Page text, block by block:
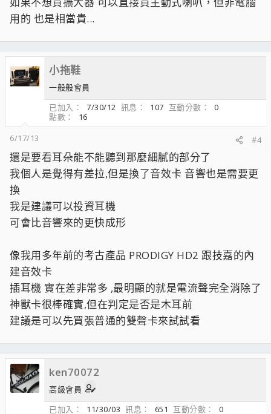
用的 也是相當貴...
小拖鞋
一般般會員
已加入
7/30/12 訊息 107 互動分數
0
點數
16
6/17/13
#4
還是要看耳朵能不能聽到那麼細膩的部分了
我個人是覺得有差拉,但是換了音效卡 音響也是需要更
換
我是建議可以投資耳機
可會比音響來的更快成形
像我用多年前的考古產品 PRODIGY HD2 跟技嘉的內
建音效卡
插耳機 實在差非常多 ,最明顯的就是電流聲完全消除了
神獸卡很棒確實,但在判定是否是木耳前
建議是可以先買張普通的雙聲卡來試試看
ken70072
高級會員
已加入
11/30/03 訊息 651 互動分數
0